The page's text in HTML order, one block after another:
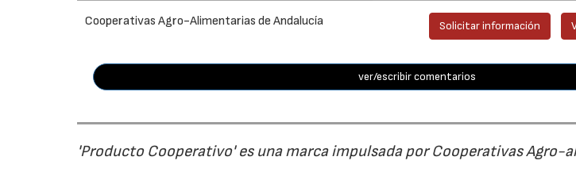
Cooperativas Agro-Alimentarias de Andalucía Solicitar información
ver/escribir comentarios
'Producto Cooperativo' es una marca impulsada por Cooperativas Agro-